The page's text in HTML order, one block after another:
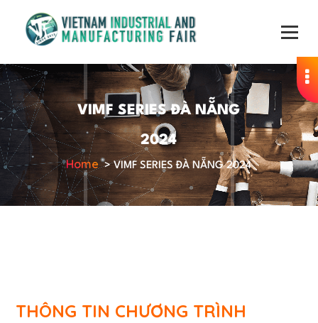
VIMF SERIES ĐÀ NẴNG
2024
Home>VIMF SERIES ĐÀ NẴNG 2024
THÔNG TIN CHƯƠNG TRÌNH